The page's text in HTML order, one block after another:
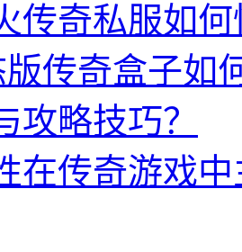
传奇私服如
版传奇盒子如
攻略技巧？
在传奇游戏